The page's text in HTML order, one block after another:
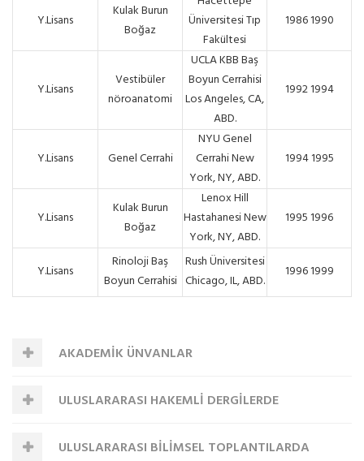
Y.Lisans
Kulak Burun
Boğaz
Üniversitesi Tıp
Fakültesi
1986 1990
Y.Lisans
Vestibüler
nöroanatomi
UCLA KBB Baş
Boyun Cerrahisi
Los Angeles, CA,
ABD.
1992 1994
Y.Lisans Genel Cerrahi
NYU Genel
Cerrahi New
York, NY, ABD.
1994 1995
Y.Lisans
Kulak Burun
Boğaz
Lenox Hill
Hastahanesi New
York, NY, ABD.
1995 1996
Y.Lisans
Rinoloji Baş
Boyun Cerrahisi
Rush Üniversitesi
Chicago, IL, ABD.
1996 1999
AKADEMİK ÜNVANLAR
ULUSLARARASI HAKEMLİ DERGİLERDE
YAYINLANAN MAKALELER
ULUSLARARASI BİLİMSEL TOPLANTILARDA